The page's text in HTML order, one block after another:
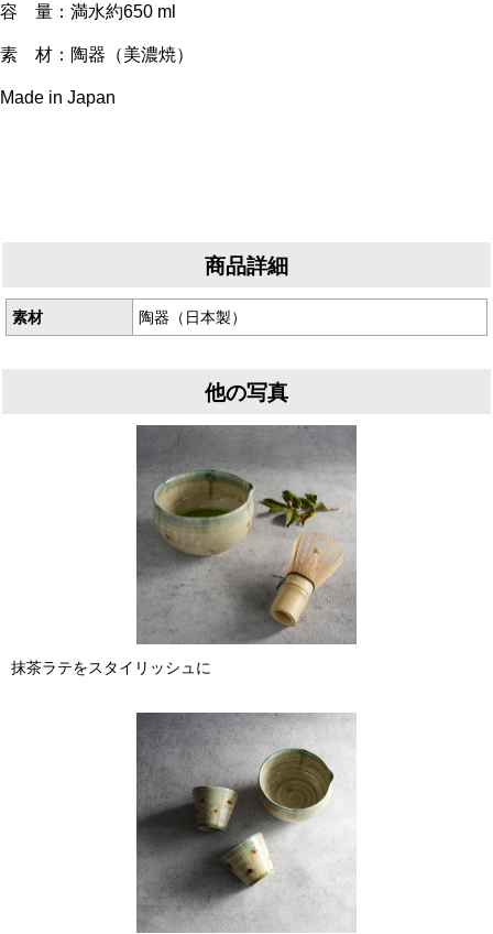
容 量：満水約650 ml
素 材：陶器（美濃焼）
Made in Japan
商品詳細
素材 陶器（日本製）
他の写真
抹茶ラテをスタイリッシュに